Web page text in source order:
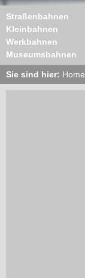
Straßenbahnen
Kleinbahnen
Werkbahnen
Museumsbahnen
Sie sind hier: Home